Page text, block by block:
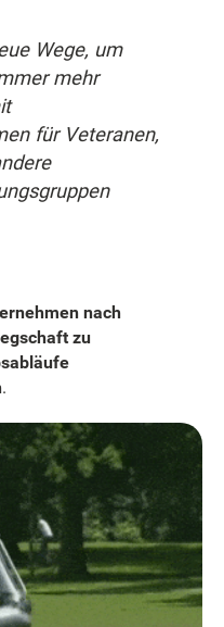
Wege, um
mehr
für Veteranen,
nach
zu
.